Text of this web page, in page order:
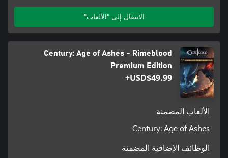
الانتقال إلى "الألعاب"
Century: Age of Ashes - Rimeblood
Premium Edition
USD$49.99+
الألعاب المضمنة
Century: Age of Ashes
الوظائف الإضافية المضمنة